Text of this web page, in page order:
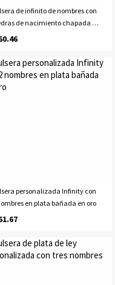
de infinito de nombres con
de nacimiento chapada en
rosa
personalizada Infinity con
en plata bañada en oro